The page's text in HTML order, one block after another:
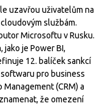
uzavřou uživatelům na
službám.
Microsoftu v Rusku.
jako je Power BI,
12. balíček sankcí
pro business
(CRM) a
že omezení